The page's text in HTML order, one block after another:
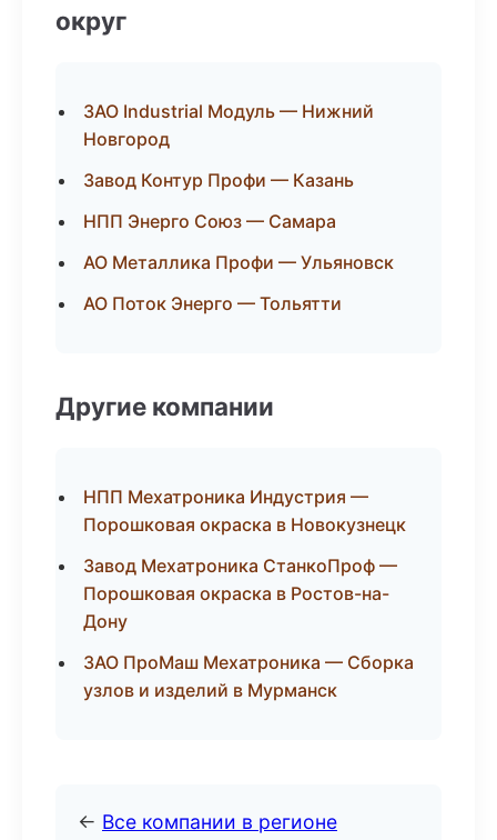
округ
ЗАО Industrial Модуль — Нижний
Новгород
Завод Контур Профи — Казань
НПП Энерго Союз — Самара
АО Металлика Профи — Ульяновск
АО Поток Энерго — Тольятти
Другие компании
НПП Мехатроника Индустрия —
Порошковая окраска в Новокузнецк
Завод Мехатроника СтанкоПроф —
Порошковая окраска в Ростов-на-
Дону
ЗАО ПроМаш Мехатроника — Сборка
узлов и изделий в Мурманск
← Все компании в регионе